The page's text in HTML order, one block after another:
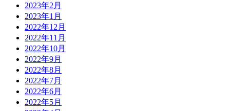
2023年2月
2023年1月
2022年12月
2022年11月
2022年10月
2022年9月
2022年8月
2022年7月
2022年6月
2022年5月